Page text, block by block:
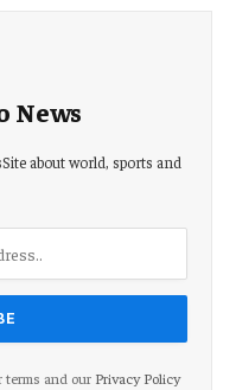
News
about world, sports and
terms and our Privacy Policy